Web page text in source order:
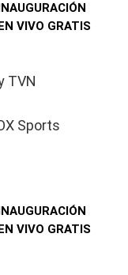
VIVO GRATIS
TVN
Sports
VIVO GRATIS